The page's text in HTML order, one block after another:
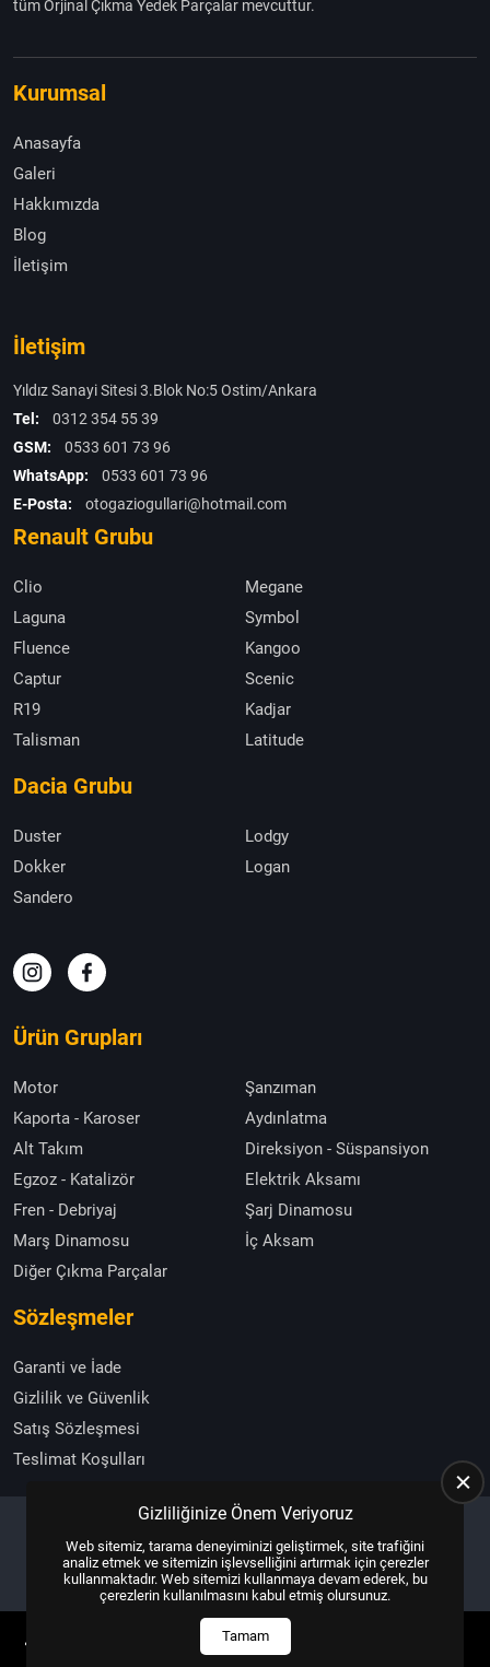
tüm Orjinal Çıkma Yedek Parçalar mevcuttur.
Kurumsal
Anasayfa
Galeri
Hakkımızda
Blog
İletişim
İletişim
Yıldız Sanayi Sitesi 3.Blok No:5 Ostim/Ankara
Tel:
0312 354 55 39
GSM:
0533 601 73 96
WhatsApp:
0533 601 73 96
E-Posta:
otogaziogullari@hotmail.com
Renault Grubu
Clio
Megane
Laguna
Symbol
Fluence
Kangoo
Captur
Scenic
R19
Kadjar
Talisman
Latitude
Dacia Grubu
Duster
Lodgy
Dokker
Logan
Sandero
Ürün Grupları
Motor
Şanzıman
Kaporta - Karoser
Aydınlatma
Alt Takım
Direksiyon - Süspansiyon
Egzoz - Katalizör
Elektrik Aksamı
Fren - Debriyaj
Şarj Dinamosu
Marş Dinamosu
İç Aksam
Diğer Çıkma Parçalar
Sözleşmeler
Garanti ve İade
Gizlilik ve Güvenlik
Satış Sözleşmesi
Teslimat Koşulları
Copyright © 2025, All Right ReservedUS YAZILIM
HEMEN ARA
Gizliliğinize Önem Veriyoruz
Web sitemiz, tarama deneyiminizi geliştirmek, site trafiğini
analiz etmek ve sitemizin işlevselliğini artırmak için çerezler
kullanmaktadır. Web sitemizi kullanmaya devam ederek, bu
çerezlerin kullanılmasını kabul etmiş olursunuz.
Tamam